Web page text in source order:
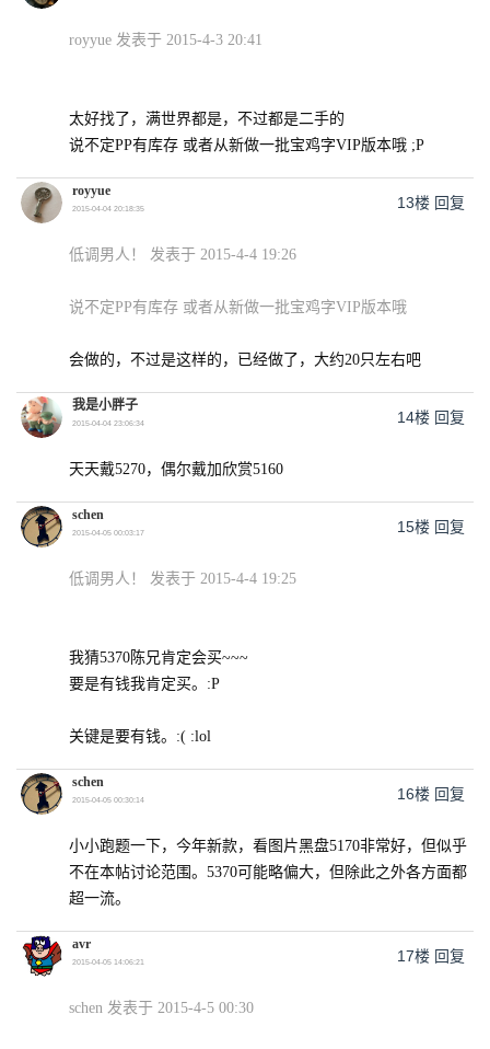
royyue 发表于 2015-4-3 20:41
太好找了，满世界都是，不过都是二手的
说不定PP有库存 或者从新做一批宝鸡字VIP版本哦 ;P
royyue
2015-04-04 20:18:35 13楼 回复
低调男人！ 发表于 2015-4-4 19:26
说不定PP有库存 或者从新做一批宝鸡字VIP版本哦
会做的，不过是这样的，已经做了，大约20只左右吧
我是小胖子
2015-04-04 23:06:34 14楼 回复
天天戴5270，偶尔戴加欣赏5160
schen
2015-04-05 00:03:17 15楼 回复
低调男人！ 发表于 2015-4-4 19:25
我猜5370陈兄肯定会买~~~
要是有钱我肯定买。:P
关键是要有钱。:( :lol
schen
2015-04-05 00:30:14 16楼 回复
小小跑题一下，今年新款，看图片黑盘5170非常好，但似乎
不在本帖讨论范围。5370可能略偏大，但除此之外各方面都
超一流。
avr
2015-04-05 14:06:21 17楼 回复
schen 发表于 2015-4-5 00:30